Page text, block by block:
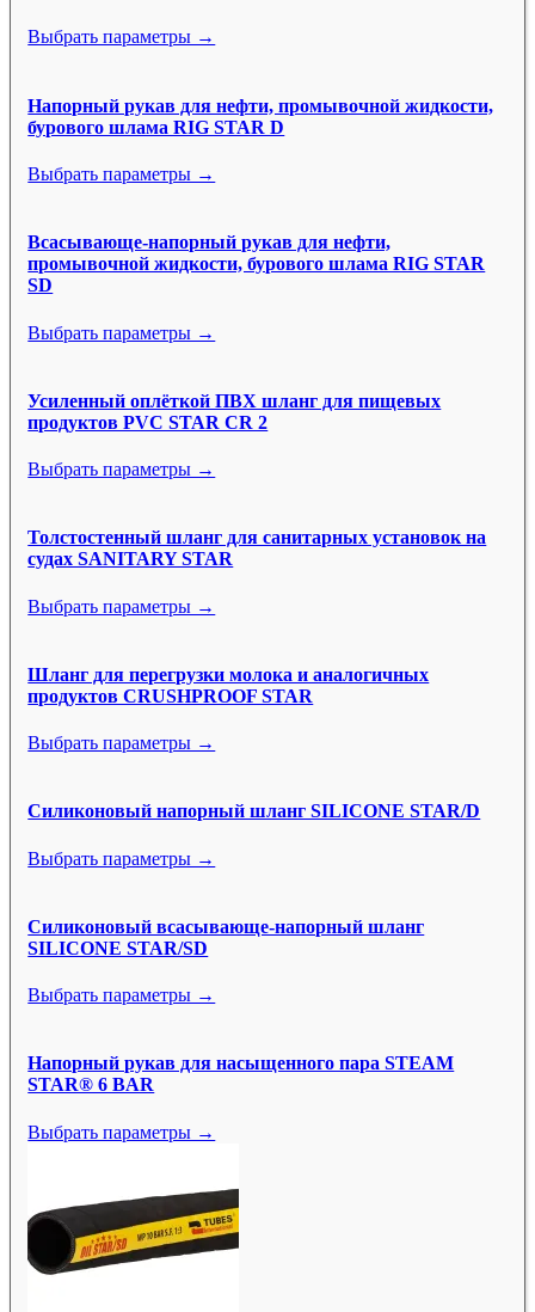
Выбрать параметры →
Напорный рукав для нефти, промывочной жидкости,
бурового шлама RIG STAR D
Выбрать параметры →
Всасывающе-напорный рукав для нефти,
промывочной жидкости, бурового шлама RIG STAR
SD
Выбрать параметры →
Усиленный оплёткой ПВХ шланг для пищевых
продуктов PVC STAR CR 2
Выбрать параметры →
Толстостенный шланг для санитарных установок на
судах SANITARY STAR
Выбрать параметры →
Шланг для перегрузки молока и аналогичных
продуктов CRUSHPROOF STAR
Выбрать параметры →
Силиконовый напорный шланг SILICONE STAR/D
Выбрать параметры →
Силиконовый всасывающе-напорный шланг
SILICONE STAR/SD
Выбрать параметры →
Напорный рукав для насыщенного пара STEAM
STAR® 6 BAR
Выбрать параметры →